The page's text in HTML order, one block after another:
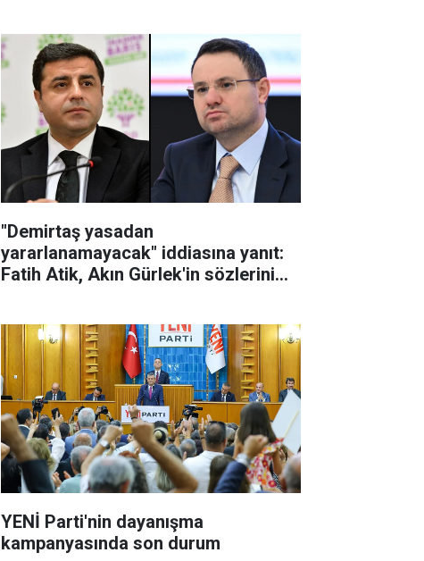
"Demirtaş yasadan
yararlanamayacak" iddiasına yanıt:
Fatih Atik, Akın Gürlek'in sözlerini
YENİ Parti'nin dayanışma
kampanyasında son durum